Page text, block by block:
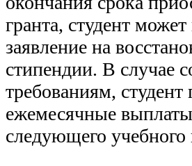
гранта, студент может
заявление на
стипендии. В случае
требованиям, студент
ежемесячные
следующего учебного